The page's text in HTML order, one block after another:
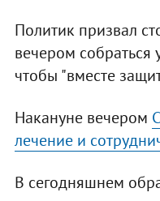
Политик призвал
вечером собраться
чтобы "вместе
Накануне вечером
лечение и
В сегодняшнем